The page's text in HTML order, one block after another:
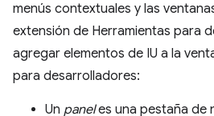
menús contextuales y las
extensión de Herramientas para
agregar elementos de IU a la
para desarrolladores:
Un paneles una pestaña de